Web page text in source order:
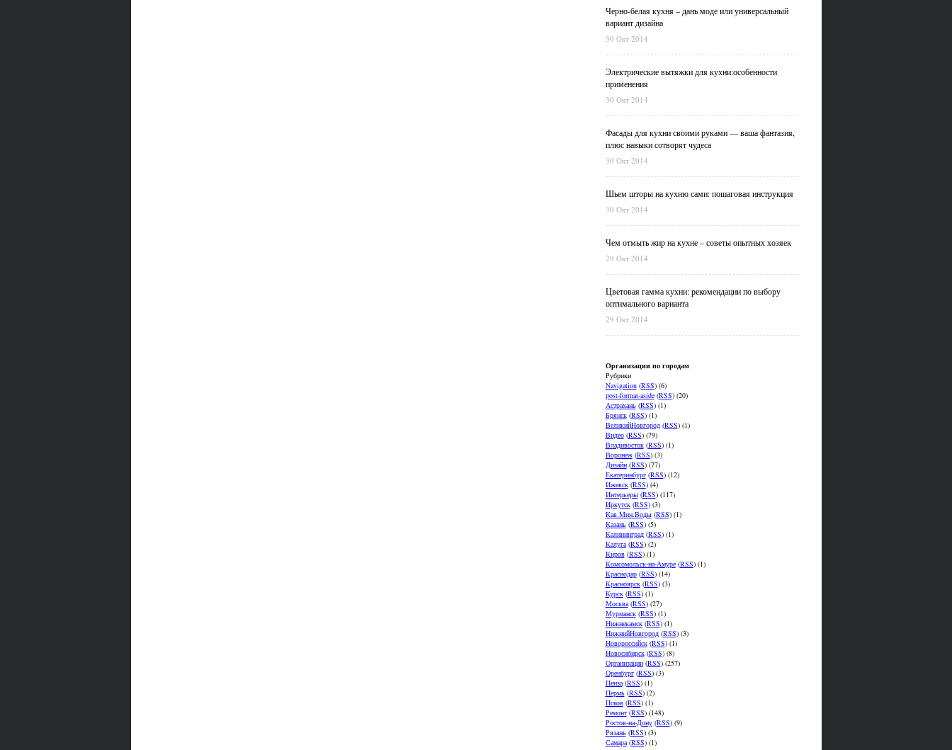
Черно-белая кухня – дань моде или универсальный
вариант дизайна
30 Окт 2014
Электрические вытяжки для кухни:особенности
применения
30 Окт 2014
Фасады для кухни своими руками — ваша фантазия,
плюс навыки сотворят чудеса
30 Окт 2014
Шьем шторы на кухню сами: пошаговая инструкция
30 Окт 2014
Чем отмыть жир на кухне – советы опытных хозяек
29 Окт 2014
Цветовая гамма кухни: рекомендации по выбору
оптимального варианта
29 Окт 2014
Организации по городам
Рубрики
Navigation(RSS) (6)
post-format-aside(RSS) (20)
Астрахань(RSS) (1)
Брянск(RSS) (1)
ВеликийНовгород(RSS) (1)
Видео(RSS) (79)
Владивосток(RSS) (1)
Воронеж(RSS) (3)
Дизайн(RSS) (77)
Екатеринбург(RSS) (12)
Ижевск(RSS) (4)
Интерьеры(RSS) (117)
Иркутск(RSS) (3)
Кав.Мин.Воды(RSS) (1)
Казань(RSS) (5)
Калининград(RSS) (1)
Калуга(RSS) (2)
Киров(RSS) (1)
Комсомольск-на-Амуре(RSS) (1)
Краснодар(RSS) (14)
Красноярск(RSS) (3)
Курск(RSS) (1)
Москва(RSS) (27)
Мурманск(RSS) (1)
Нижнекамск(RSS) (1)
НижнийНовгород(RSS) (3)
Новороссийск(RSS) (1)
Новосибирск(RSS) (8)
Организации(RSS) (257)
Оренбург(RSS) (3)
Пенза(RSS) (1)
Пермь(RSS) (2)
Псков(RSS) (1)
Ремонт(RSS) (148)
Ростов-на-Дону(RSS) (9)
Рязань(RSS) (3)
Самара(RSS) (1)